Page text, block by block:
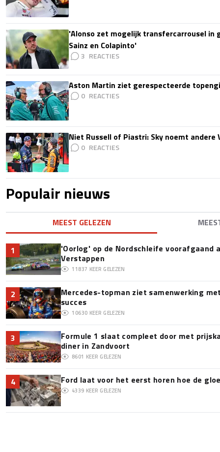
'Alonso zet mogelijk transfercarrousel in
Sainz en Colapinto'
3
Aston Martin ziet gerespecteerde
0
Niet Russell of Piastri: Sky noemt
0
Populair nieuws
MEEST GELEZEN
1
'Oorlog' op de Nordschleife voorafgaand
Verstappen
11837 KEER GELEZEN
2
Mercedes-topman ziet samenwerking
succes
10630 KEER GELEZEN
3
Formule 1 slaat compleet door met
diner in Zandvoort
8601 KEER GELEZEN
4 Ford laat voor het eerst horen hoe de
4339 KEER GELEZEN